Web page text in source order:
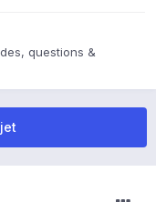
questions &